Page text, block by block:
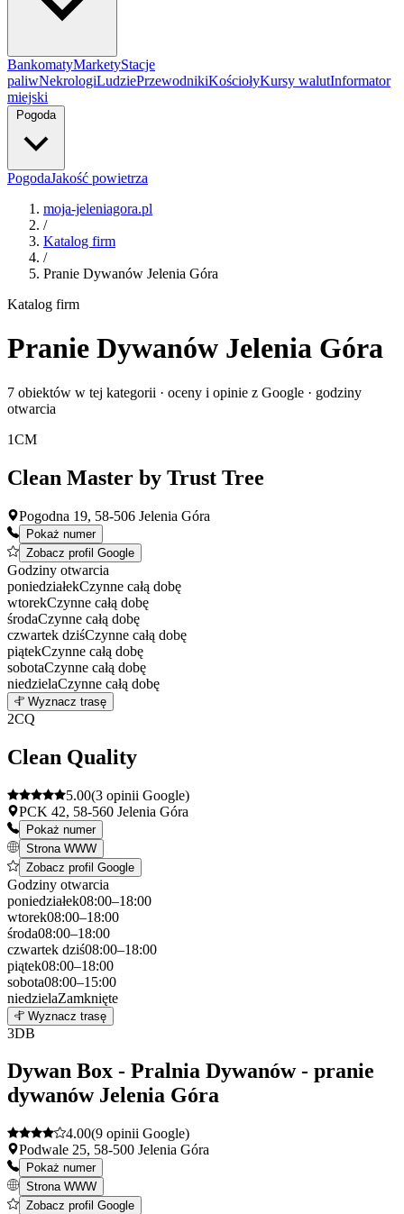
BankomatyMarketyStacje
paliwNekrologiLudziePrzewodnikiKościołyKursy walutInformator
miejski
Pogoda
PogodaJakość powietrza
moja-jeleniagora.pl
/
Katalog firm
/
Pranie Dywanów Jelenia Góra
Katalog firm
Pranie Dywanów Jelenia Góra
7 obiektów w tej kategorii · oceny i opinie z Google · godziny
otwarcia
1CM
Clean Master by Trust Tree
Pogodna 19, 58-506 Jelenia Góra
Pokaż numer
Zobacz profil Google
Godziny otwarcia
poniedziałekCzynne całą dobę
wtorekCzynne całą dobę
środaCzynne całą dobę
czwartek dziśCzynne całą dobę
piątekCzynne całą dobę
sobotaCzynne całą dobę
niedzielaCzynne całą dobę
+
−
Wyznacz trasę
2CQ
Clean Quality
5.00(3 opinii Google)
PCK 42, 58-560 Jelenia Góra
Pokaż numer
Strona WWW
Zobacz profil Google
Godziny otwarcia
poniedziałek08:00–18:00
wtorek08:00–18:00
środa08:00–18:00
czwartek dziś08:00–18:00
piątek08:00–18:00
sobota08:00–15:00
niedzielaZamknięte
+
Wyznacz trasę
3DB
Dywan Box - Pralnia Dywanów - pranie
dywanów Jelenia Góra
4.00(9 opinii Google)
Podwale 25, 58-500 Jelenia Góra
Pokaż numer
Strona WWW
Zobacz profil Google